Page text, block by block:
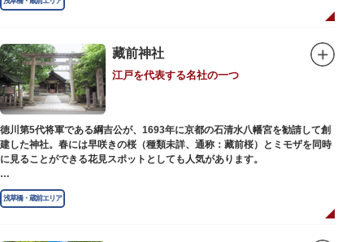
したが、天領からの米を収蔵する蔵や、大名屋敷などを建てるために没収さ
が氏子町内を渡御し、夜の宮入道中では、提灯に照らされた神輿が荘厳かつ
幻想的な光景をつくりだします。例年、数十万人の人出があり、多くの観客
で賑わう蔵前の初夏の風物詩になっています。
社務所では、社紋の七曜紋と月星紋がデザインされた御朱印帳の販売や、鳥
越祭の開催期間中は限定御朱印も頒布されます。
藏前神社
江戸を代表する名社の一つ
徳川第5代将軍である綱吉公が、1693年に京都の石清水八幡宮を勧請して創
建した神社。春には早咲きの桜（種類未詳、通称：藏前桜）とミモザを同時
に見ることができる花見スポットとしても人気があります。
江戸時代には勧進大相撲の開催地としても知られ、3大強豪力士の谷風、小
野川、雷電などの名力士による幾多の名勝負が繰り広げられ大いに賑わいを
見せました。また、御神輿は昭和の名工・志布景彩（しふけいさい）による
浅草橋・蔵前エリア